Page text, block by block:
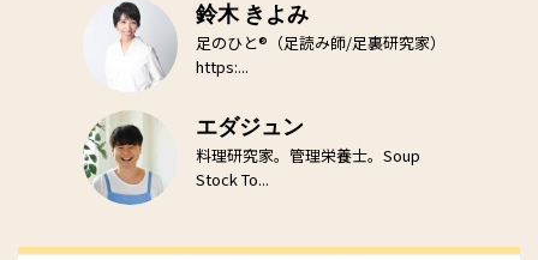
鈴木 きよみ
足のひと®（足読み師/足裏研究家）
https:...
エダジュン
料理研究家。管理栄養士。Soup
Stock To...